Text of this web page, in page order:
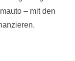
– mit den